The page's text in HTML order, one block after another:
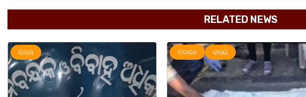
RELATED NEWS
ଅପରାଧ ରାଜ୍ୟ